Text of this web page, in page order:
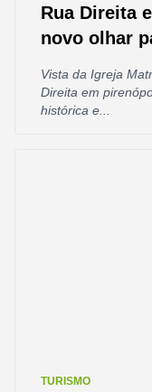
Rua Direita
novo olhar
Vista da Igreja
Direita em
histórica e...
TURISMO